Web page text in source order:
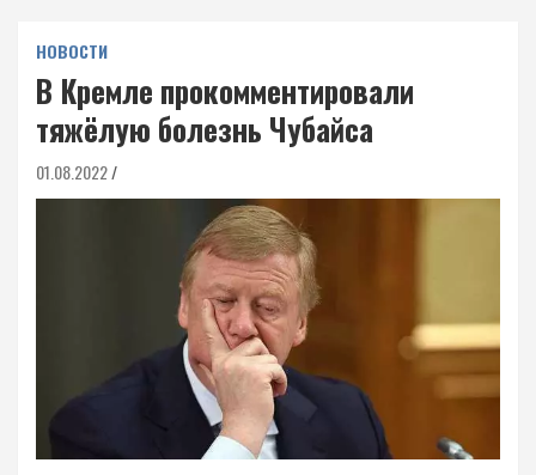
НОВОСТИ
В Кремле прокомментировали
тяжёлую болезнь Чубайса
01.08.2022